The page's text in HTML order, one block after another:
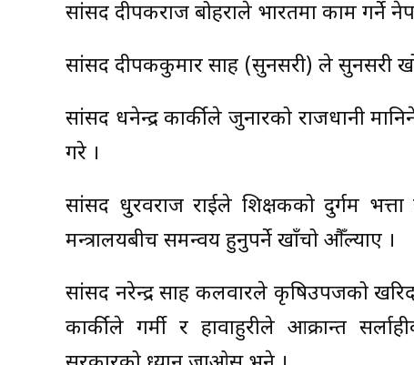
सांसद दीपकराज बोहराले भारतमा काम गर्ने
सांसद दीपककुमार साह (सुनसरी) ले सुनसरी
सांसद धनेन्द्र कार्कीले जुनारको राजधानी
गरे ।
सांसद धु्रवराज राईले शिक्षकको दुर्गम
मन्त्रालयबीच समन्वय हुनुपर्ने खाँचो औँल्याए ।
सांसद नरेन्द्र साह कलवारले कृषिउपजको
कार्कीले गर्मी र हावाहुरीले आक्रान्त